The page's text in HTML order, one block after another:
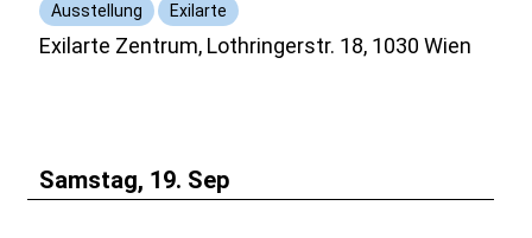
Ausstellung Exilarte
Exilarte Zentrum, Lothringerstr. 18, 1030 Wien
Samstag, 19. Sep